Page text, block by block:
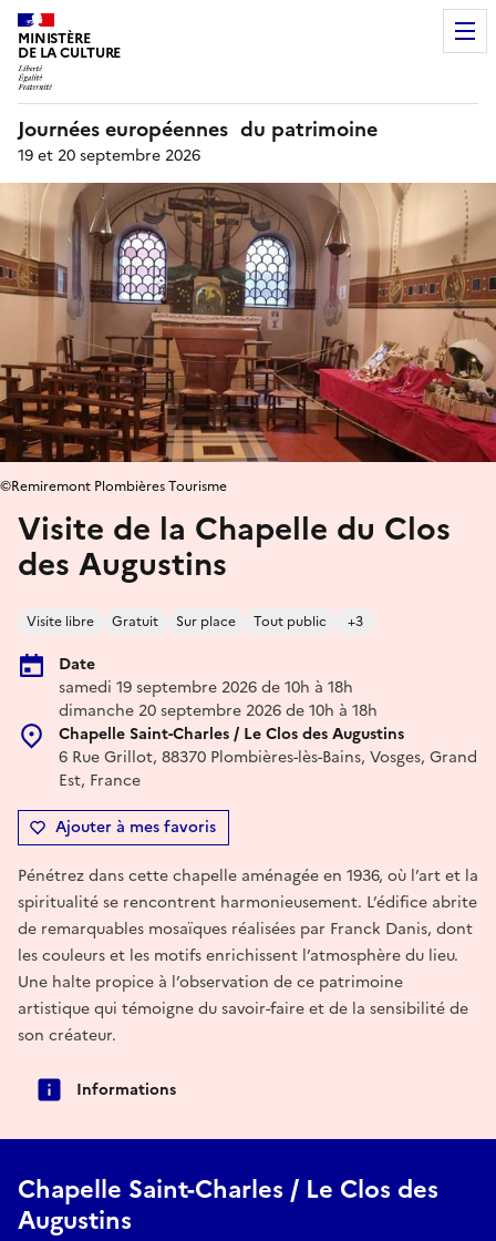
MINISTÈRE
DE LA CULTURE
Journées européennes du patrimoine
19 et 20 septembre 2026
Visite de la Chapelle du Clos
des Augustins
Visite libre Gratuit Sur place Tout public +3
Date
samedi 19 septembre 2026 de 10h à 18h
dimanche 20 septembre 2026 de 10h à 18h
Chapelle Saint-Charles / Le Clos des Augustins
6 Rue Grillot, 88370 Plombières-lès-Bains, Vosges, Grand
Est, France
Ajouter à mes favoris
©Remiremont Plombières Tourisme
Pénétrez dans cette chapelle aménagée en 1936, où l’art et la
spiritualité se rencontrent harmonieusement. L’édifice abrite
de remarquables mosaïques réalisées par Franck Danis, dont
les couleurs et les motifs enrichissent l’atmosphère du lieu.
Une halte propice à l’observation de ce patrimoine
artistique qui témoigne du savoir-faire et de la sensibilité de
son créateur.
Informations
Chapelle Saint-Charles / Le Clos des
Augustins